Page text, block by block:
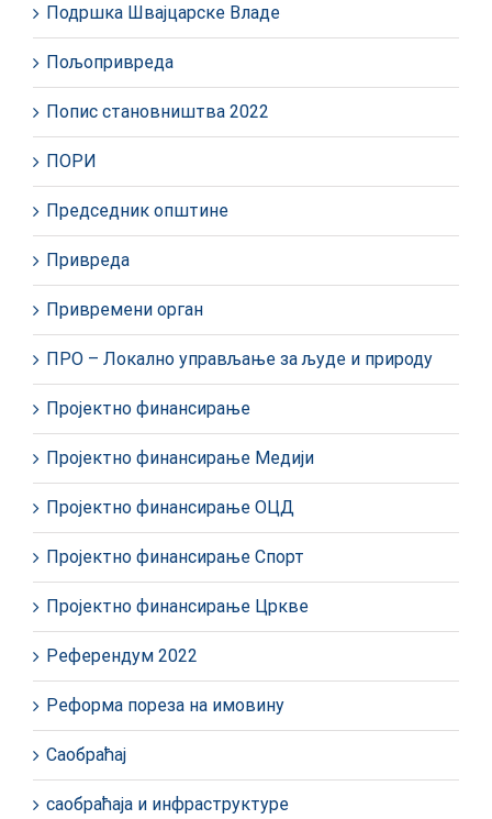
Подршка Швајцарске Владе
Пољопривреда
Попис становништва 2022
ПОРИ
Председник општине
Привреда
Привремени орган
ПРО – Локално управљање за људе и природу
Пројектно финансирање
Пројектно финансирање Медији
Пројектно финансирање ОЦД
Пројектно финансирање Спорт
Пројектно финансирање Цркве
Референдум 2022
Реформа пореза на имовину
Саобраћај
саобраћаја и инфраструктуре